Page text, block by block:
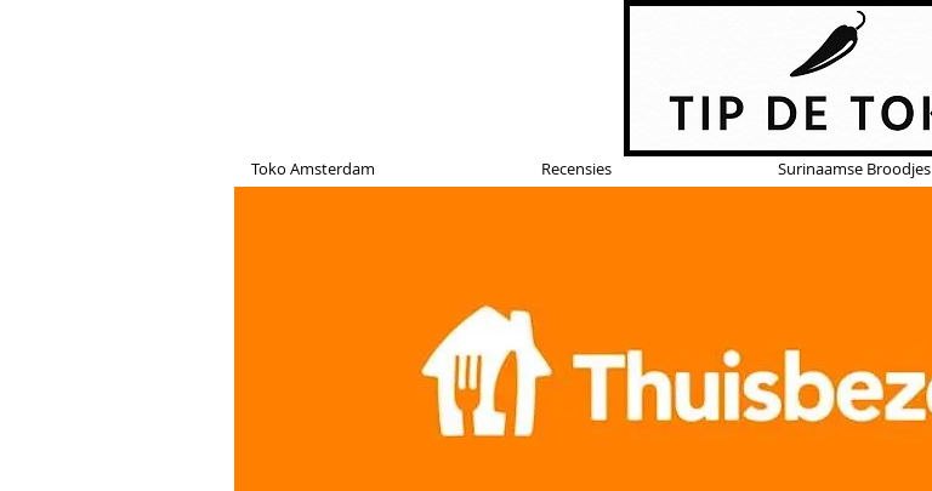
Toko Amsterdam Recensies Surinaamse Broodjes